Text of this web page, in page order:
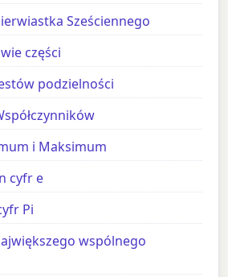
Sześciennego
części
podzielności
i Maksimum
cyfr e
Pi
wspólnego